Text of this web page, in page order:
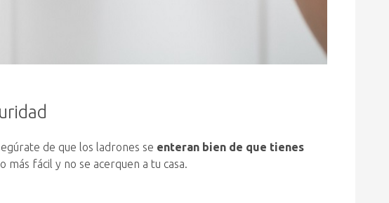
de que los ladrones se enteran bien de que tienes
fácil y no se acerquen a tu casa.